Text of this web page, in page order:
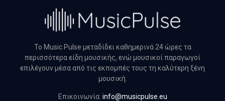
Το Music Pulse μεταδίδει καθημερινά 24 ώρες τα
περισσότερα είδη μουσικής, ενώ μουσικοί παραγωγοί
επιλέγουν μέσα από τις εκπομπές τους τη καλύτερη ξένη
μουσική.
Επικοινωνία: info@musicpulse.eu